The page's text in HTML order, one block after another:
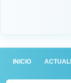
INICIO